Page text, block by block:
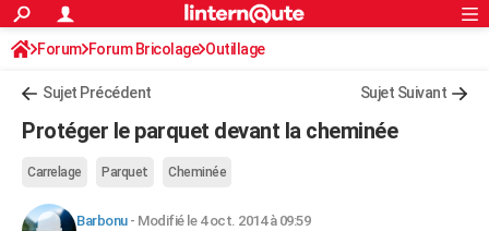
ACTUALITÉS
Politique
Société
Faits Divers
Education
Monde
Villes
+
AUTO
S'inscrire
Connexion
Forum Forum Bricolage Outillage
Sujet Précédent Sujet Suivant
Protéger le parquet devant la cheminée
Carrelage Parquet Cheminée
Barbonu- Modifié le 4 oct. 2014 à 09:59